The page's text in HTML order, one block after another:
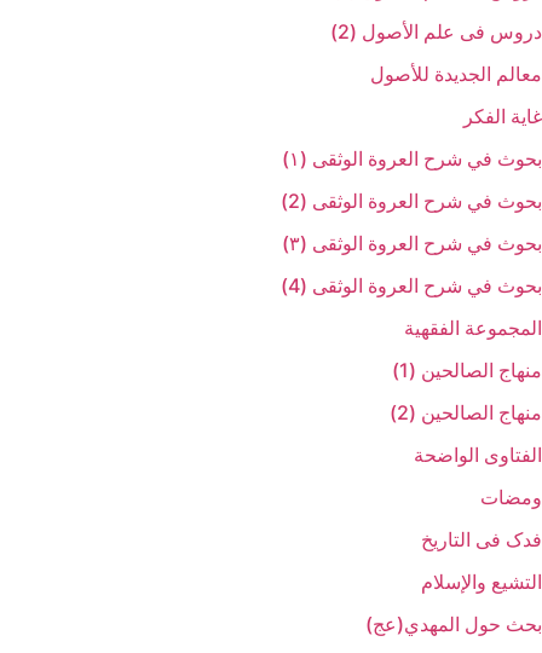
دروس فی علم الأصول (2)
معالم الجدیدة للأصول
غایة الفکر
بحوث في شرح العروة الوثقی (۱)
بحوث في شرح العروة الوثقی (2)
بحوث في شرح العروة الوثقی (۳)
بحوث في شرح العروة الوثقی (4)
المجموعة الفقهیة
منهاج الصالحین (1)
منهاج الصالحین (2)
الفتاوی الواضحة
ومضات
فدک فی التاریخ
التشیع والإسلام
بحث حول المهدي(عج)